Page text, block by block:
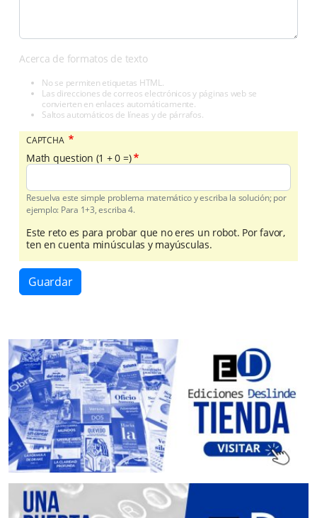
Acerca de formatos de texto
No se permiten etiquetas HTML.
Las direcciones de correos electrónicos y páginas web se
convierten en enlaces automáticamente.
Saltos automáticos de líneas y de párrafos.
CAPTCHA
Math question (1 + 0 =)
Resuelva este simple problema matemático y escriba la solución; por
ejemplo: Para 1+3, escriba 4.
Este reto es para probar que no eres un robot. Por favor,
ten en cuenta minúsculas y mayúsculas.
Guardar